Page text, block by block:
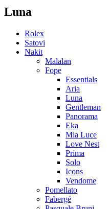
Luna
Rolex
Satovi
Nakit
Malalan
Fope
Essentials
Aria
Luna
Gentleman
Panorama
Eka
Mia Luce
Love Nest
Prima
Solo
Icons
Vendome
Pomellato
Fabergé